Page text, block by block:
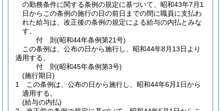
の勤務条件に関する条例の規定に基づいて、昭和43年7月1
日からこの条例の施行の日の前日までの間に職員に支払わ
れた給与は、改正後の条例の規定による給与の内払とみな
す。
付 則(昭和44年条例第21号)
この条例は、公布の日から施行し、昭和44年8月13日より
適用する。
付 則(昭和45年条例第3号)
(施行期日)
1
この条例は、公布の日から施行し、昭和44年6月1日から
適用する。
(給与の内払)